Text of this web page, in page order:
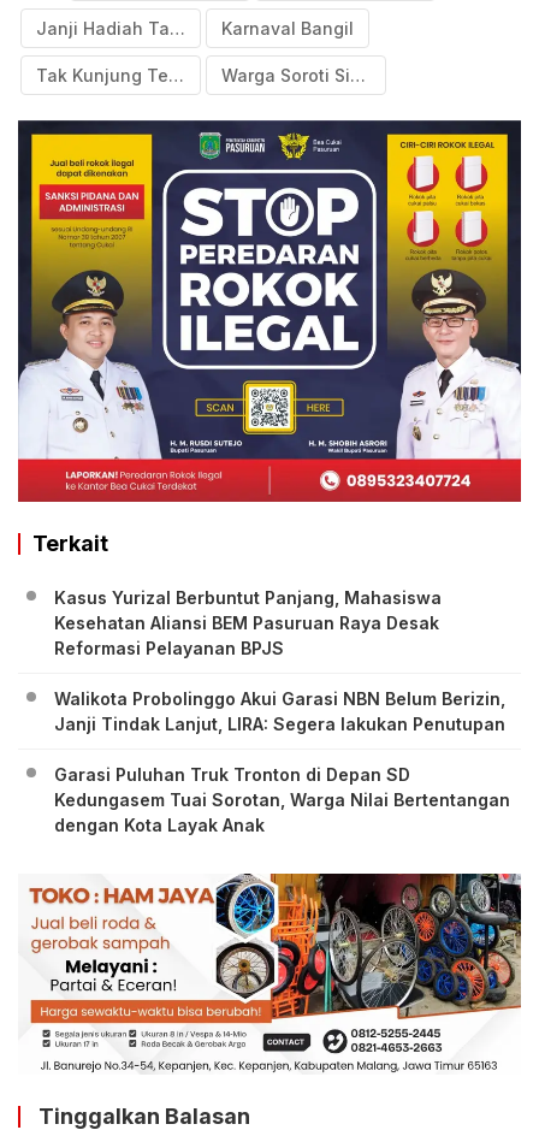
Janji Hadiah Tanah Kavling Karnaval Bangil
Tak Kunjung Terpenuhi Warga Soroti Sikap Mas Dion
Terkait
Kasus Yurizal Berbuntut Panjang, Mahasiswa
Kesehatan Aliansi BEM Pasuruan Raya Desak
Reformasi Pelayanan BPJS
Walikota Probolinggo Akui Garasi NBN Belum Berizin,
Janji Tindak Lanjut, LIRA: Segera lakukan Penutupan
Garasi Puluhan Truk Tronton di Depan SD
Kedungasem Tuai Sorotan, Warga Nilai Bertentangan
dengan Kota Layak Anak
Tinggalkan Balasan